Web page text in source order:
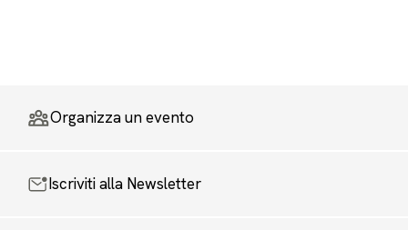
Organizza un evento
Iscriviti alla Newsletter